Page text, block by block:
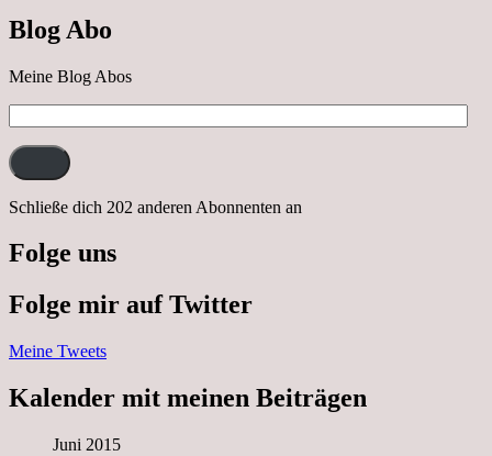
Blog Abo
Meine Blog Abos
Mail-
Adresse:
Schließe dich 202 anderen Abonnenten an
Folge uns
Folge mir auf Twitter
Meine Tweets
Kalender mit meinen Beiträgen
Juni 2015